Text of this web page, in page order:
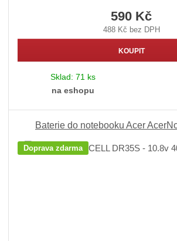
590 Kč
488 Kč bez DPH
KOUPIT
Sklad: 71 ks
na eshopu
Baterie do notebooku Acer
Doprava zdarma